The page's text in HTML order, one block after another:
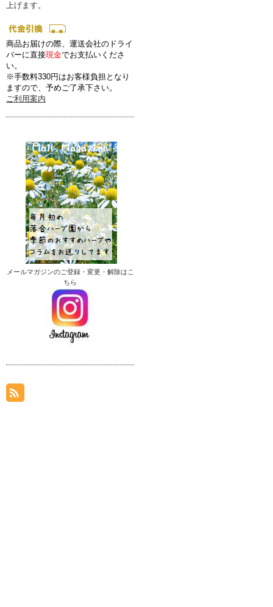
上げます。
商品お届けの際、運送会社のドライ
バーに直接現金でお支払いくださ
い。
※手数料330円はお客様負担となり
ますので、予めご了承下さい。
ご利用案内
メールマガジンのご登録・変更・解除はこ
ちら